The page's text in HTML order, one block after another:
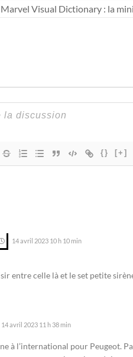
Marvel Visual Dictionary : la
{} [+]
14 avril 2023 10 h 10 min
entre celle là et le set petite
14 avril 2023 11 h 38 min
à l’international pour Peugeot.